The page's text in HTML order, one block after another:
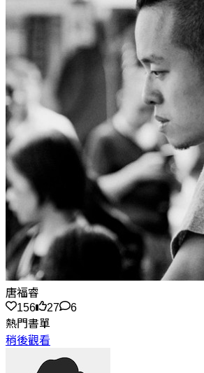
唐福睿
156
27
6
熱門書單
稍後觀看